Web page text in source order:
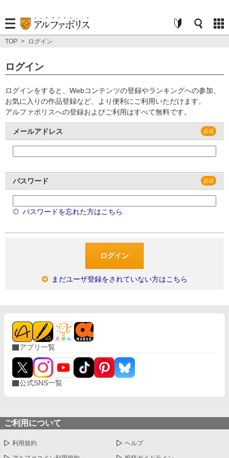
TOP > ログイン
ログイン
ログインをすると、Webコンテンツの登録やランキングへの参加、
お気に入りの作品登録など、より便利にご利用いただけます。
アルファポリスへの登録およびご利用はすべて無料です。
メールアドレス
パスワード
パスワードを忘れた方はこちら
まだユーザ登録をされていない方はこちら
アプリ一覧
公式SNS一覧
ご利用について
利用規約 ヘルプ